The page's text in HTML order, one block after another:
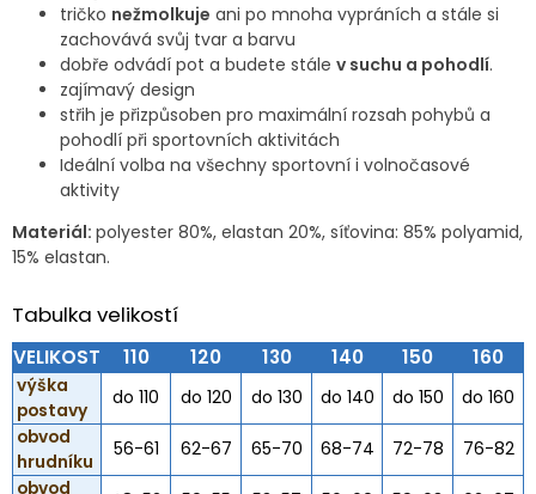
tričko nežmolkuje ani po mnoha vypráních a stále si
zachovává svůj tvar a barvu
dobře odvádí pot a budete stále v suchu a pohodlí.
zajímavý design
střih je přizpůsoben pro maximální rozsah pohybů a
pohodlí při sportovních aktivitách
Ideální volba na všechny sportovní i volnočasové
aktivity
Materiál: polyester 80%, elastan 20%, síťovina: 85% polyamid,
15% elastan.
Tabulka velikostí
VELIKOST 110 120 130 140 150 160
výška
postavy
do 110 do 120 do 130 do 140 do 150
do 160
obvod
hrudníku
56-61 62-67 65-70 68-74 72-78
76-82
obvod